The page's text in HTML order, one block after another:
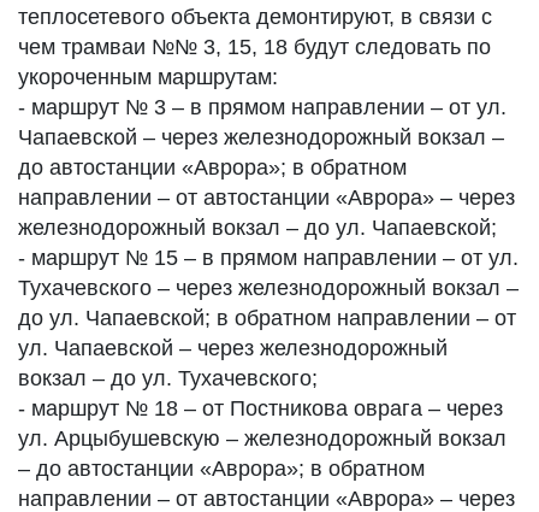
теплосетевого объекта демонтируют, в связи с
чем трамваи №№ 3, 15, 18 будут следовать по
укороченным маршрутам:
- маршрут № 3 – в прямом направлении – от ул.
Чапаевской – через железнодорожный вокзал –
до автостанции «Аврора»; в обратном
направлении – от автостанции «Аврора» – через
железнодорожный вокзал – до ул. Чапаевской;
- маршрут № 15 – в прямом направлении – от ул.
Тухачевского – через железнодорожный вокзал –
до ул. Чапаевской; в обратном направлении – от
ул. Чапаевской – через железнодорожный
вокзал – до ул. Тухачевского;
- маршрут № 18 – от Постникова оврага – через
ул. Арцыбушевскую – железнодорожный вокзал
– до автостанции «Аврора»; в обратном
направлении – от автостанции «Аврора» – через